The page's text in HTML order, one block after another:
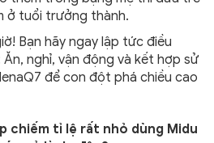
ở tuổi trưởng thành.
Bạn hãy ngay lập tức điều
nghỉ, vận động và kết hợp sử
để con đột phá chiều cao
chiếm tỉ lệ rất nhỏ dùng Midu